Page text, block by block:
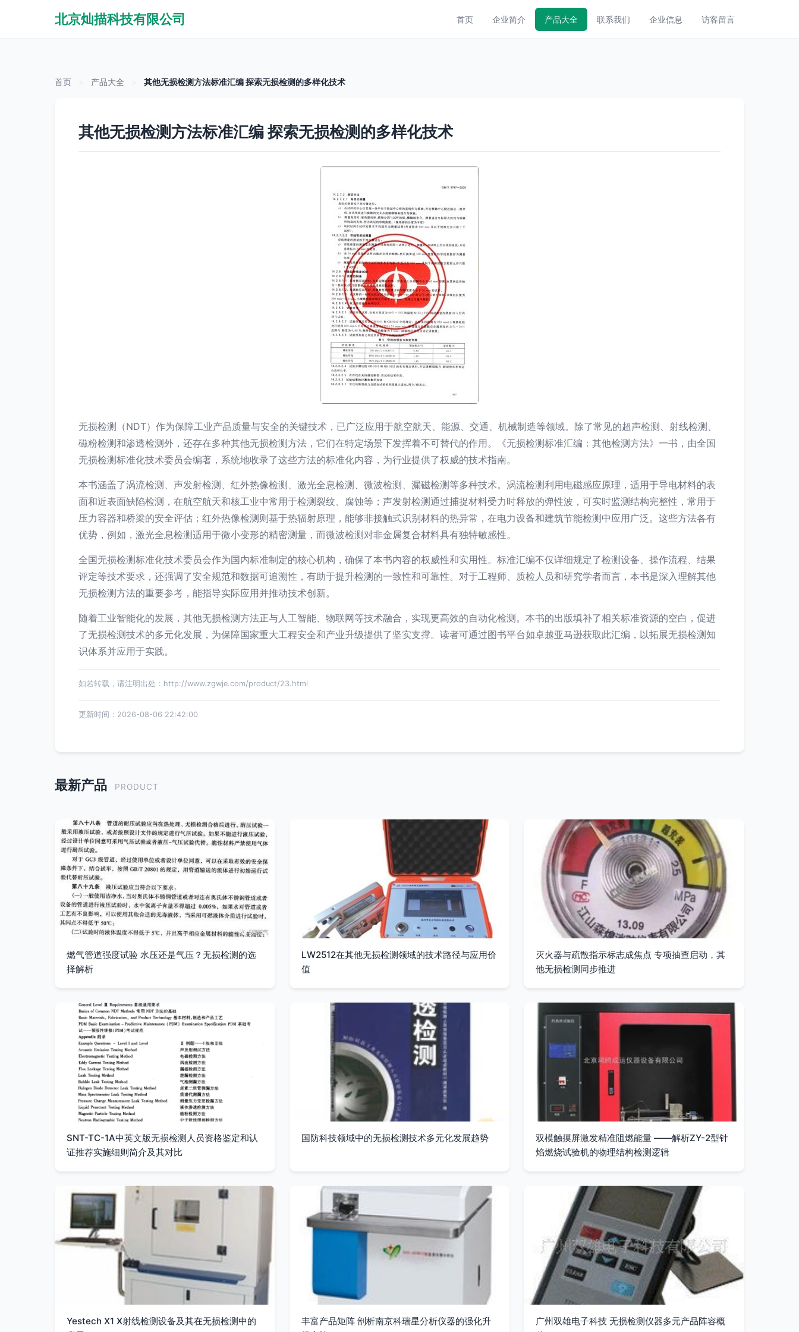
北京灿描科技有限公司 首页 企业简介 产品大全 联系我们 企业信息 访客留言
首页 产品大全 其他无损检测方法标准汇编 探索无损检测的多样化技术
其他无损检测方法标准汇编 探索无损检测的多样化技术
无损检测（NDT）作为保障工业产品质量与安全的关键技术，已广泛应用于航空航天、能源、交通、机械制造等领域。除了常见的超声检测、射线检测、
磁粉检测和渗透检测外，还存在多种其他无损检测方法，它们在特定场景下发挥着不可替代的作用。《无损检测标准汇编：其他检测方法》一书，由全国
无损检测标准化技术委员会编著，系统地收录了这些方法的标准化内容，为行业提供了权威的技术指南。
本书涵盖了涡流检测、声发射检测、红外热像检测、激光全息检测、微波检测、漏磁检测等多种技术。涡流检测利用电磁感应原理，适用于导电材料的表
面和近表面缺陷检测，在航空航天和核工业中常用于检测裂纹、腐蚀等；声发射检测通过捕捉材料受力时释放的弹性波，可实时监测结构完整性，常用于
压力容器和桥梁的安全评估；红外热像检测则基于热辐射原理，能够非接触式识别材料的热异常，在电力设备和建筑节能检测中应用广泛。这些方法各有
优势，例如，激光全息检测适用于微小变形的精密测量，而微波检测对非金属复合材料具有独特敏感性。
全国无损检测标准化技术委员会作为国内标准制定的核心机构，确保了本书内容的权威性和实用性。标准汇编不仅详细规定了检测设备、操作流程、结果
评定等技术要求，还强调了安全规范和数据可追溯性，有助于提升检测的一致性和可靠性。对于工程师、质检人员和研究学者而言，本书是深入理解其他
无损检测方法的重要参考，能指导实际应用并推动技术创新。
随着工业智能化的发展，其他无损检测方法正与人工智能、物联网等技术融合，实现更高效的自动化检测。本书的出版填补了相关标准资源的空白，促进
了无损检测技术的多元化发展，为保障国家重大工程安全和产业升级提供了坚实支撑。读者可通过图书平台如卓越亚马逊获取此汇编，以拓展无损检测知
识体系并应用于实践。
如若转载，请注明出处：http://www.zgwje.com/product/23.html
更新时间：2026-08-06 22:42:00
最新产品 PRODUCT
燃气管道强度试验 水压还是气压？无损检测的选
择解析
LW2512在其他无损检测领域的技术路径与应用价
值
灭火器与疏散指示标志成焦点 专项抽查启动，其
他无损检测同步推进
SNT-TC-1A中英文版无损检测人员资格鉴定和认
证推荐实施细则简介及其对比
国防科技领域中的无损检测技术多元化发展趋势
双模触摸屏激发精准阻燃能量 ——解析ZY-2型针
焰燃烧试验机的物理结构检测逻辑
Yestech X1 X射线检测设备及其在无损检测中的
丰富产品矩阵 剖析南京科瑞星分析仪器的强化升
广州双雄电子科技 无损检测仪器多元产品阵容概